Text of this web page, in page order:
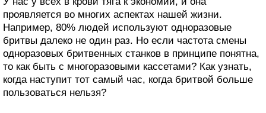
проявляется во многих аспектах нашей жизни.
Например, 80% людей используют одноразовые
бритвы далеко не один раз. Но если частота смены
одноразовых бритвенных станков в принципе понятна,
то как быть с многоразовыми кассетами? Как узнать,
когда наступит тот самый час, когда бритвой больше
пользоваться нельзя?